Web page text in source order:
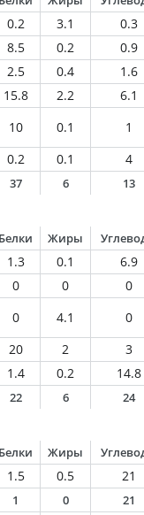
0.2 3.1
0.3
8.5 0.2
0.9
2.5 0.4
1.6
15.8 2.2
6.1
10 0.1
1
0.2 0.1
4
37 6 13
Белки Жиры
1.3 0.1
6.9
0 0
0
0 4.1
0
20 2
3
1.4 0.2
14.8
22 6 24
Белки Жиры
1.5 0.5
21
1 0 21